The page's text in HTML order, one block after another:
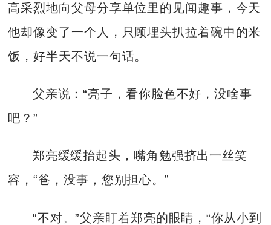
高采烈地向父母分享单位里的见闻趣事，今天
他却像变了一个人，只顾埋头扒拉着碗中的米
饭，好半天不说一句话。
父亲说：“亮子，看你脸色不好，没啥事
吧？”
郑亮缓缓抬起头，嘴角勉强挤出一丝笑
容，“爸，没事，您别担心。”
“不对。”父亲盯着郑亮的眼睛，“你从小到